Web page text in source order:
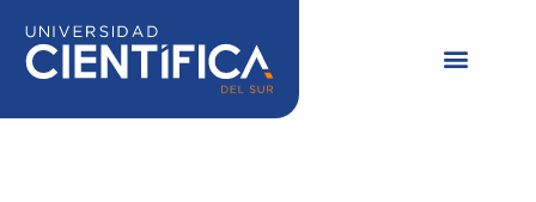
contenido